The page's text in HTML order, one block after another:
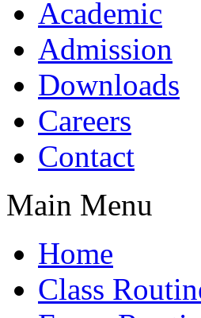
Academic
Admission
Downloads
Careers
Contact
Main Menu
Home
Class